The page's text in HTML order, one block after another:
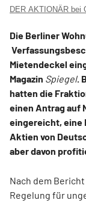
DER AKTIONÄR bei
Die Berliner
Mietendeckel
Magazin Spiegel.
hatten die
einen Antrag auf
eingereicht, eine
Aktien von
aber davon
Nach dem
Regelung für